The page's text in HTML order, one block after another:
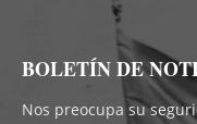
BOLETÍN DE
Nos preocupa su